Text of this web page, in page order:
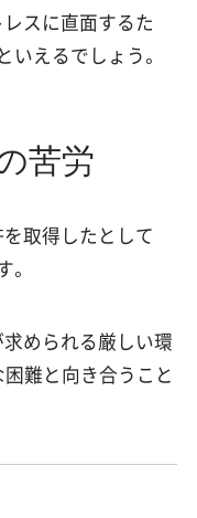
スに直面するた
いえるでしょう。
苦労
取得したとして
められる厳しい環
困難と向き合うこと